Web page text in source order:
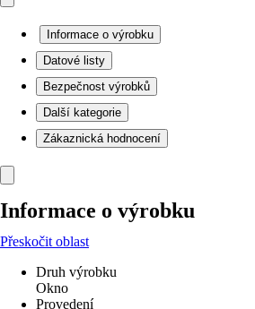
Informace o výrobku
Datové listy
Bezpečnost výrobků
Další kategorie
Zákaznická hodnocení
Informace o výrobku
Přeskočit oblast
Druh výrobku
Okno
Provedení